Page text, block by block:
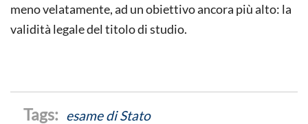
meno velatamente, ad un obiettivo ancora più alto: la
validità legale del titolo di studio.
esame di Stato